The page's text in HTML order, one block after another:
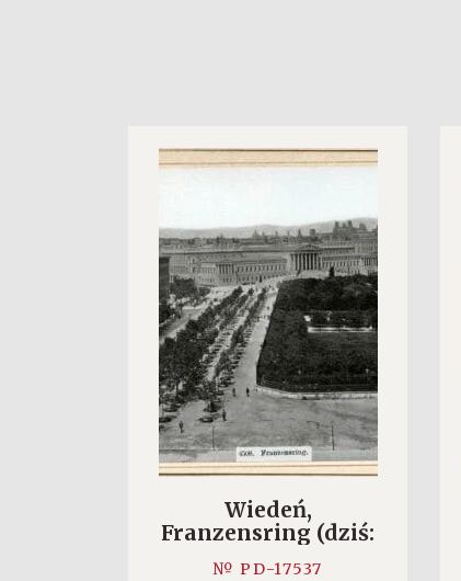
Wiedeń,
Franzensring (dziś:
Karl-Renner-Ring)
№ PD-17537